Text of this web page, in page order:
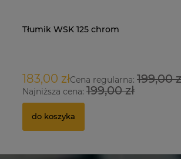
Tłumik WSK 125 chrom
183,00 złCena regularna: 199,00
Najniższa cena: 199,00 zł
do koszyka